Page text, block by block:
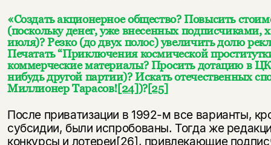
«Создать акционерное общество? Повысить
(поскольку денег, уже внесенных подписчиками,
июля)? Резко (до двух полос) увеличить долю
Печатать “Приключения космической
коммерческие материалы? Просить дотацию в
нибудь другой партии)? Искать отечественных
Миллионер Тарасов![24])?[25]
После приватизации в 1992-м все варианты,
субсидии, были испробованы. Тогда же
конкурсы и лотереи[26], привлекающие